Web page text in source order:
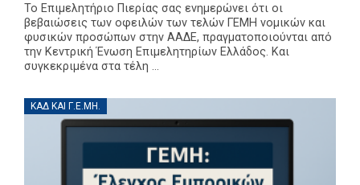
Το Επιμελητήριο Πιερίας σας ενημερώνει ότι οι
βεβαιώσεις των οφειλών των τελών ΓΕΜΗ νομικών και
φυσικών προσώπων στην ΑΑΔΕ, πραγματοποιούνται από
την Κεντρική Ένωση Επιμελητηρίων Ελλάδος. Και
συγκεκριμένα στα τέλη ...
ΚΑΔ ΚΑΙ Γ.Ε.ΜΗ.